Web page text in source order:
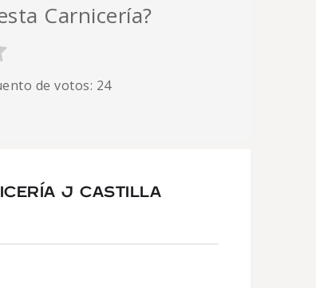
Carnicería?
de votos: 24
J CASTILLA